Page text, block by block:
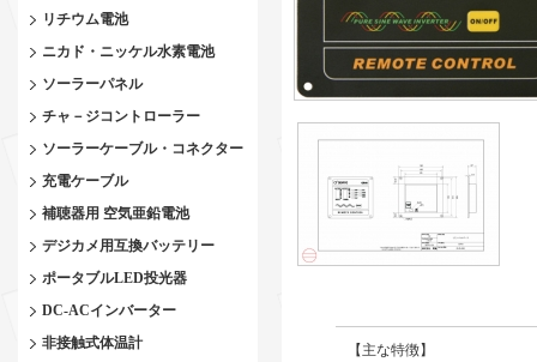
リチウム電池
ニカド・ニッケル水素電池
ソーラーパネル
チャ－ジコントローラー
ソーラーケーブル・コネクター
充電ケーブル
補聴器用 空気亜鉛電池
デジカメ用互換バッテリー
ポータブルLED投光器
DC-ACインバーター
非接触式体温計
【主な特徴】